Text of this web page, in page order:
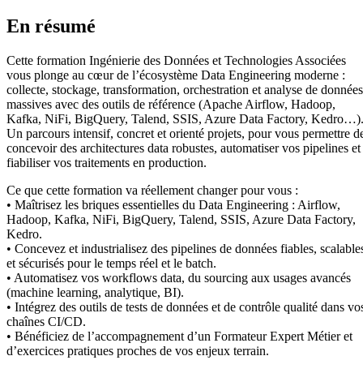
En résumé
Cette formation Ingénierie des Données et Technologies Associées
vous plonge au cœur de l’écosystème Data Engineering moderne :
collecte, stockage, transformation, orchestration et analyse de données
massives avec des outils de référence (Apache Airflow, Hadoop,
Kafka, NiFi, BigQuery, Talend, SSIS, Azure Data Factory, Kedro…).
Un parcours intensif, concret et orienté projets, pour vous permettre
concevoir des architectures data robustes, automatiser vos pipelines et
fiabiliser vos traitements en production.
Ce que cette formation va réellement changer pour vous :
• Maîtrisez les briques essentielles du Data Engineering : Airflow,
Hadoop, Kafka, NiFi, BigQuery, Talend, SSIS, Azure Data Factory,
Kedro.
• Concevez et industrialisez des pipelines de données fiables,
et sécurisés pour le temps réel et le batch.
• Automatisez vos workflows data, du sourcing aux usages avancés
(machine learning, analytique, BI).
• Intégrez des outils de tests de données et de contrôle qualité dans
chaînes CI/CD.
• Bénéficiez de l’accompagnement d’un Formateur Expert Métier et
d’exercices pratiques proches de vos enjeux terrain.